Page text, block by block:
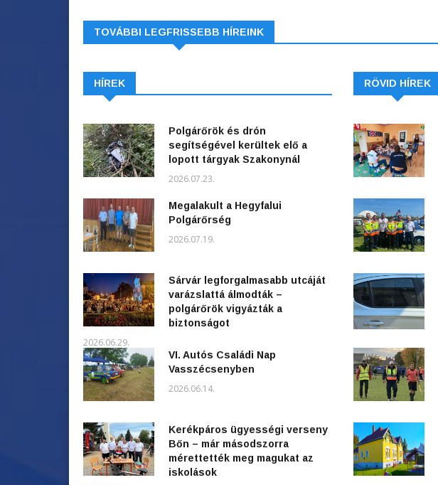
TOVÁBBI LEGFRISSEBB HÍREINK
HÍREK
Polgárőrök és drón
segítségével kerültek elő a
lopott tárgyak Szakonynál
2026.07.23.
Megalakult a Hegyfalui
Polgárőrség
2026.07.19.
Sárvár legforgalmasabb utcáját
varázslattá álmodták –
polgárőrök vigyázták a
biztonságot
2026.06.29.
VI. Autós Családi Nap
Vasszécsenyben
2026.06.14.
Kerékpáros ügyességi verseny
Bőn – már másodszorra
mérettették meg magukat az
iskolások
RÖVID HÍREK